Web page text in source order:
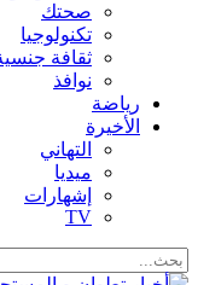
صحتك
تكنولوجيا
ثقافة
نوافذ
رياضة
الأخيرة
التهاني
ميديا
إشهارات
TV